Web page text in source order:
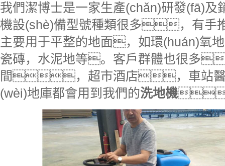
我們潔博士是一家生產(chǎn)研發(fā)及
機設(shè)備型號種類很多，有
主要用于平整的地面，如環(huán)
瓷磚，水泥地等。客戶群體也很多
間，超市酒店，車站醫
(wèi)地庫都會用到我們的洗地機